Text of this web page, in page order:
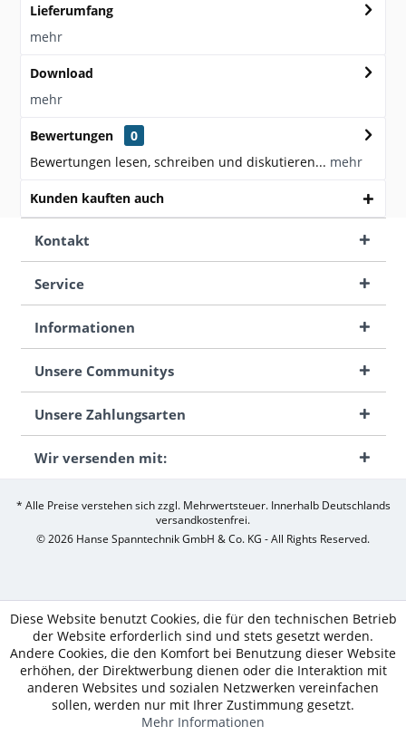
Lieferumfang
mehr
Download
mehr
Bewertungen
0
Bewertungen lesen, schreiben und diskutieren... mehr
Kunden kauften auch
Kontakt
Service
Informationen
Unsere Communitys
Unsere Zahlungsarten
Wir versenden mit:
* Alle Preise verstehen sich zzgl. Mehrwertsteuer. Innerhalb Deutschlands
versandkostenfrei.
© 2026 Hanse Spanntechnik GmbH & Co. KG - All Rights Reserved.
Diese Website benutzt Cookies, die für den technischen Betrieb
der Website erforderlich sind und stets gesetzt werden.
Andere Cookies, die den Komfort bei Benutzung dieser Website
erhöhen, der Direktwerbung dienen oder die Interaktion mit
anderen Websites und sozialen Netzwerken vereinfachen
sollen, werden nur mit Ihrer Zustimmung gesetzt.
Mehr Informationen